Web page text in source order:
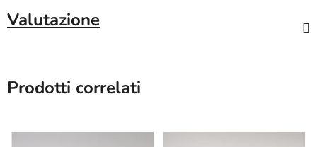
Valutazione
Prodotti correlati